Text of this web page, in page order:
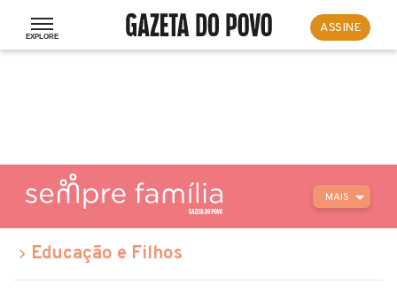
ASSINE
MAIS
Educação e Filhos